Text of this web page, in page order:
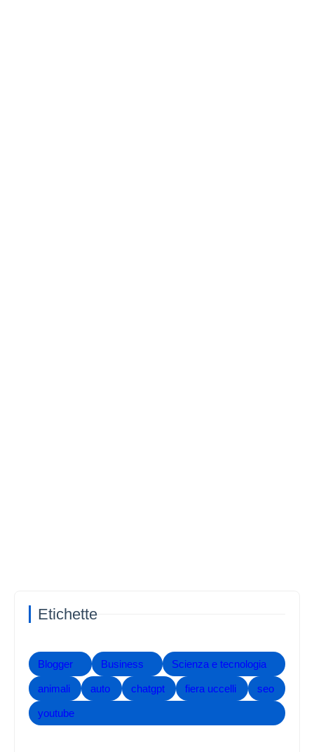
Etichette
Blogger Business Scienza e tecnologia
animali auto chatgpt fiera uccelli seo
youtube